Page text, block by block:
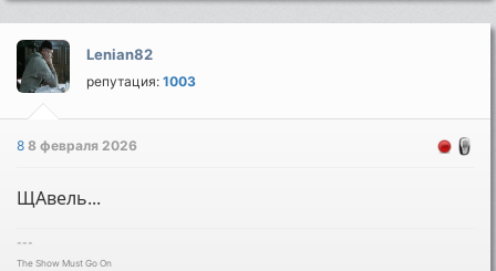
Lenian82
репутация:1003
88 февраля 2026
ЩАвель...
---
The Show Must Go On